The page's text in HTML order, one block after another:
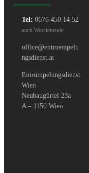
Tel: 0676 450 14 52
auch Wochenende
office@entruempelu
ngsdienst.at
Entrümpelungsdienst
Wien
Neubaugürtel 23a
A – 1150 Wien